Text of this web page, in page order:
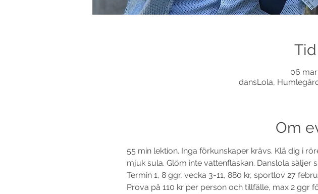
06
dansLola,
Om
55 min lektion. Inga förkunskaper krävs. Klä dig i
mjuk sula. Glöm inte vattenflaskan. Danslola säljer
Termin 1, 8 ggr, vecka 3-11, 880 kr, sportlov 27
Prova på 110 kr per person och tillfälle, max 2 ggr